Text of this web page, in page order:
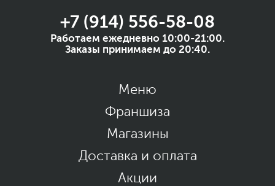
+7 (914) 556-58-08
Работаем ежедневно 10:00-21:00.
Заказы принимаем до 20:40.
Меню
Франшиза
Магазины
Доставка и оплата
Акции